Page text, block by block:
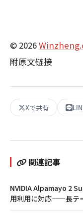
© 2026
附原文链接
Xで共有
関連記事
NVIDIA Alpamayo 2
用利用に対応——長テ